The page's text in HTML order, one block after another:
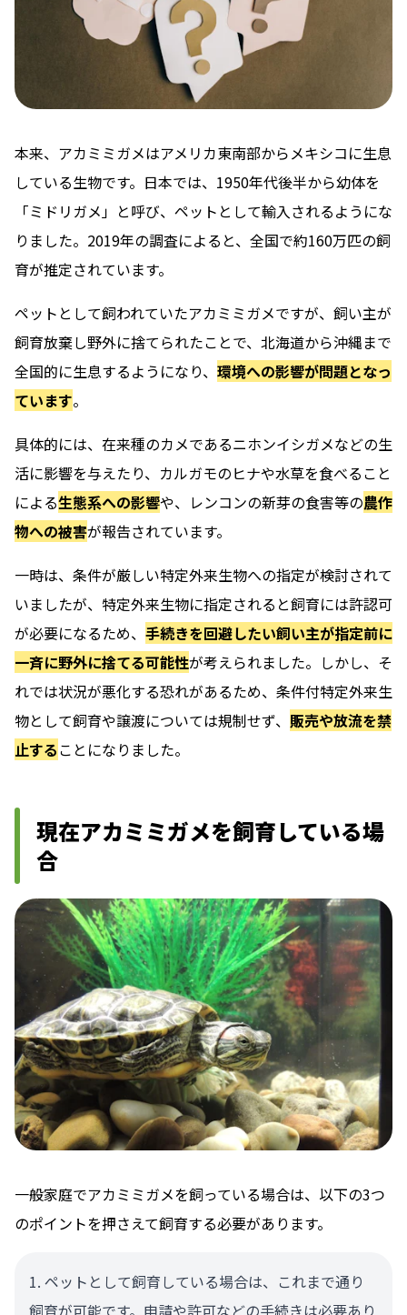
本来、アカミミガメはアメリカ東南部からメキシコに生息
している生物です。日本では、1950年代後半から幼体を
「ミドリガメ」と呼び、ペットとして輸入されるようにな
りました。2019年の調査によると、全国で約160万匹の飼
育が推定されています。
ペットとして飼われていたアカミミガメですが、飼い主が
飼育放棄し野外に捨てられたことで、北海道から沖縄まで
全国的に生息するようになり、 環境への影響が問題となっ
ています。
具体的には、在来種のカメであるニホンイシガメなどの生
活に影響を与えたり、カルガモのヒナや水草を食べること
による生態系への影響や、レンコンの新芽の食害等の農作
物への被害が報告されています。
一時は、条件が厳しい特定外来生物への指定が検討されて
いましたが、特定外来生物に指定されると飼育には許認可
が必要になるため、 手続きを回避したい飼い主が指定前に
一斉に野外に捨てる可能性が考えられました。しかし、そ
れでは状況が悪化する恐れがあるため、条件付特定外来生
物として飼育や譲渡については規制せず、 販売や放流を禁
止することになりました。
現在アカミミガメを飼育している場
合
一般家庭でアカミミガメを飼っている場合は、以下の3つ
のポイントを押さえて飼育する必要があります。
ペットとして飼育している場合は、これまで通り